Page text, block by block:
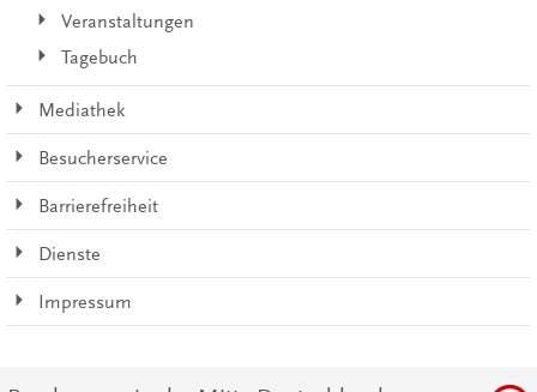
Veranstaltungen
Tagebuch
Mediathek
Besucherservice
Barrierefreiheit
Dienste
Impressum